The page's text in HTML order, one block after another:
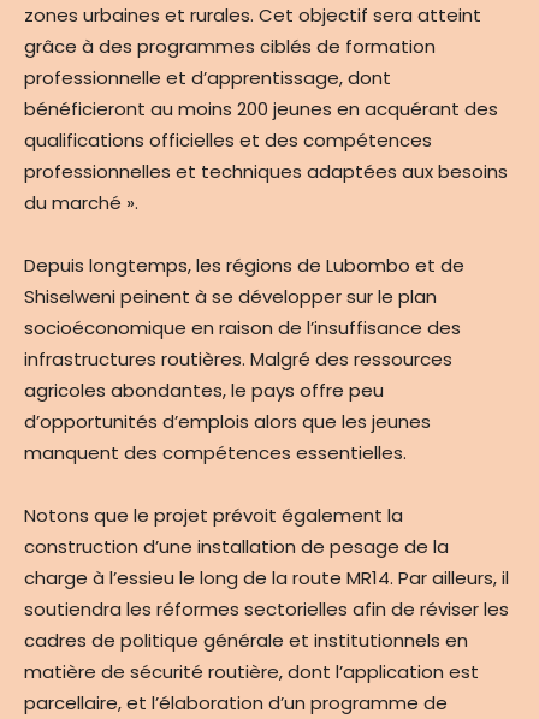
zones urbaines et rurales. Cet objectif sera atteint
grâce à des programmes ciblés de formation
professionnelle et d’apprentissage, dont
bénéficieront au moins 200 jeunes en acquérant des
qualifications officielles et des compétences
professionnelles et techniques adaptées aux besoins
du marché ».
Depuis longtemps, les régions de Lubombo et de
Shiselweni peinent à se développer sur le plan
socioéconomique en raison de l’insuffisance des
infrastructures routières. Malgré des ressources
agricoles abondantes, le pays offre peu
d’opportunités d’emplois alors que les jeunes
manquent des compétences essentielles.
Notons que le projet prévoit également la
construction d’une installation de pesage de la
charge à l’essieu le long de la route MR14. Par ailleurs, il
soutiendra les réformes sectorielles afin de réviser les
cadres de politique générale et institutionnels en
matière de sécurité routière, dont l’application est
parcellaire, et l’élaboration d’un programme de